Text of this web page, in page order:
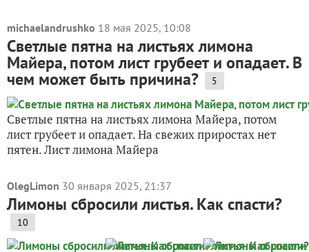
michaelandrushko 18 мая 2025, 10:08
Светлые пятна на листьях лимона
Майера, потом лист грубеет и опадает. В
чем может быть причина? 5
Светлые пятна на листьях лимона Майера, потом
лист грубеет и опадает. На свежих приростах нет
пятен. Лист лимона Майера
OlegLimon 30 января 2025, 21:37
Лимоны сбросили листья. Как спасти?
10